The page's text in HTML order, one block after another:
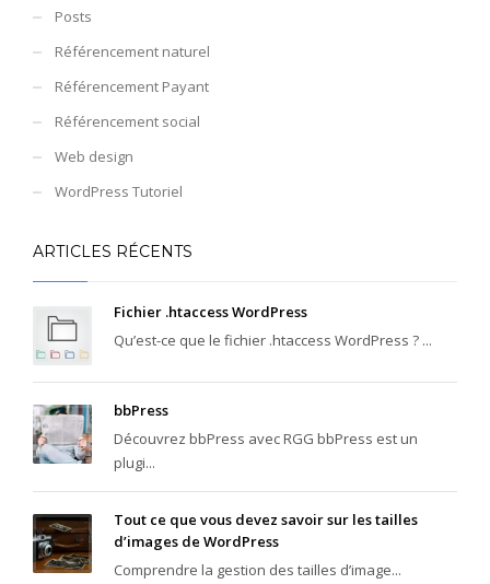
Posts
Référencement naturel
Référencement Payant
Référencement social
Web design
WordPress Tutoriel
ARTICLES RÉCENTS
Fichier .htaccess WordPress
Qu’est-ce que le fichier .htaccess WordPress ? ...
bbPress
Découvrez bbPress avec RGG bbPress est un
plugi...
Tout ce que vous devez savoir sur les tailles
d’images de WordPress
Comprendre la gestion des tailles d’image...